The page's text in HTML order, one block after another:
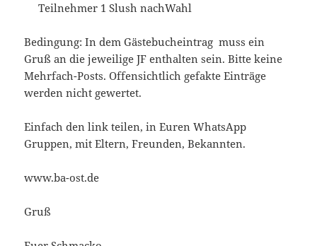
Teilnehmer 1 Slush nachWahl
Bedingung: In dem Gästebucheintrag muss ein
Gruß an die jeweilige JF enthalten sein. Bitte keine
Mehrfach-Posts. Offensichtlich gefakte Einträge
werden nicht gewertet.
Einfach den link teilen, in Euren WhatsApp
Gruppen, mit Eltern, Freunden, Bekannten.
www.ba-ost.de
Gruß